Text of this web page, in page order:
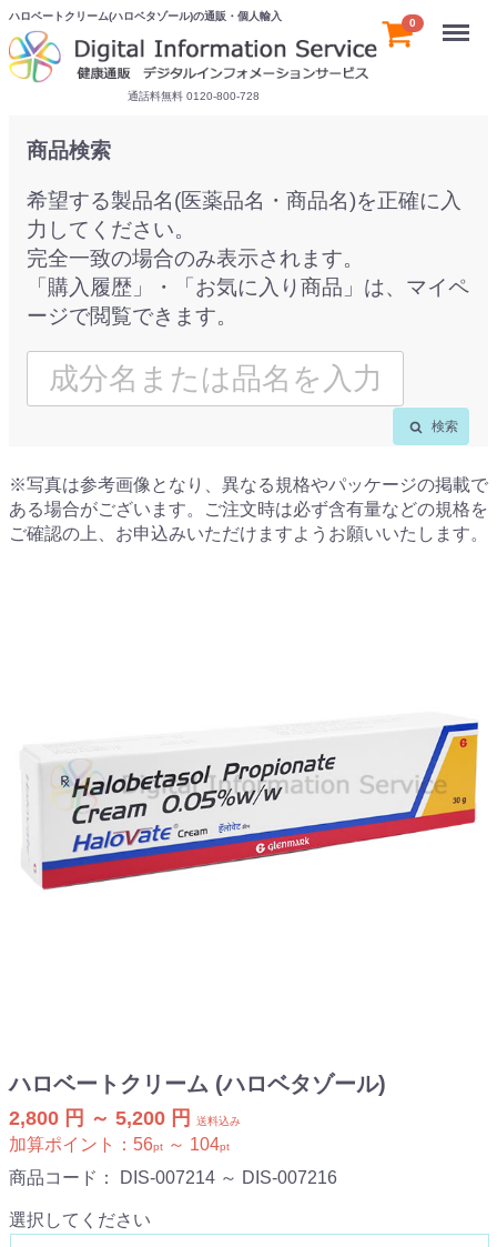
ハロベートクリーム(ハロベタゾール)の通販・個人輸入
通話料無料 0120-800-728
0 Menu
商品検索
希望する製品名(医薬品名・商品名)を正確に入
力してください。
完全一致の場合のみ表示されます。
「購入履歴」・「お気に入り商品」は、マイペ
ージで閲覧できます。
検索
※写真は参考画像となり、異なる規格やパッケージの掲載で
ある場合がございます。ご注文時は必ず含有量などの規格を
ご確認の上、お申込みいただけますようお願いいたします。
ハロベートクリーム (ハロベタゾール)
2,800 円 ～ 5,200 円 送料込み
加算ポイント： 56pt ～ 104pt
商品コード： DIS-007214 ～ DIS-007216
選択してください